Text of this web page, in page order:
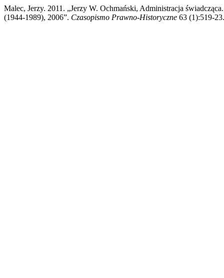
Malec, Jerzy. 2011. „Jerzy W. Ochmański, Administracja
(1944-1989), 2006”. Czasopismo Prawno-Historyczne 63 (1):519-